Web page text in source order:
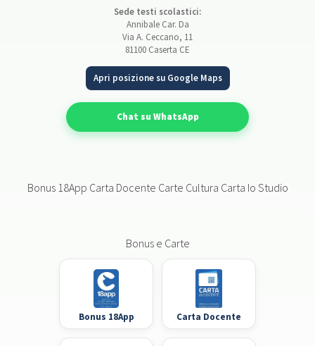
Sede testi scolastici:
Annibale Car. Da
Via A. Ceccano, 11
81100 Caserta CE
Apri posizione su Google Maps
Chat su WhatsApp
Bonus 18App Carta Docente Carte Cultura Carta Io Studio
Bonus e Carte
Bonus 18App Carta Docente